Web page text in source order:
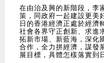
在由治及興的新階段，李
策，同政府一起建設更美
日的香港經濟正處於經濟
社會各界守正創新、求進
拓新市場、新藍海，深化
合作，全力拼經濟，謀發
展目標，具體怎樣落實到